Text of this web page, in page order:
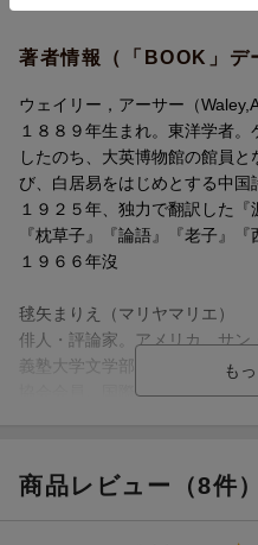
著者情報（「BOOK」デ
ウェイリー，アーサー（
１８８９年生まれ。東洋学者
したのち、大英博物館の館員
び、白居易をはじめとする中国
１９２５年、独力で翻訳した
『枕草子』『論語』『老子』
１９６６年沒
毬矢まりえ（マリヤマリエ）
俳人・評論家。アメリカ、サ
義塾大学文学部フランス文学
協会会員。国際俳句交流協会実
詩人。聖心女子大学英語英文
はこの書籍が刊行された当時に
商品レビュー（8件）